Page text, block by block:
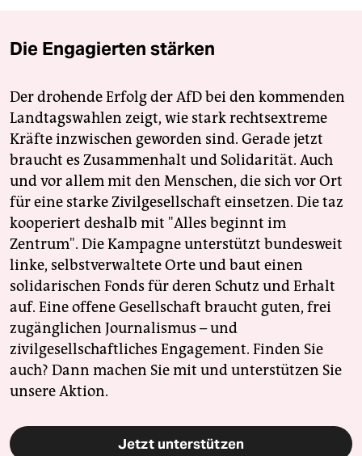
Die Engagierten stärken
Der drohende Erfolg der AfD bei den kommenden
Landtagswahlen zeigt, wie stark rechtsextreme
Kräfte inzwischen geworden sind. Gerade jetzt
braucht es Zusammenhalt und Solidarität. Auch
und vor allem mit den Menschen, die sich vor Ort
für eine starke Zivilgesellschaft einsetzen. Die taz
kooperiert deshalb mit "Alles beginnt im
Zentrum". Die Kampagne unterstützt bundesweit
linke, selbstverwaltete Orte und baut einen
solidarischen Fonds für deren Schutz und Erhalt
auf. Eine offene Gesellschaft braucht guten, frei
zugänglichen Journalismus – und
zivilgesellschaftliches Engagement. Finden Sie
auch? Dann machen Sie mit und unterstützen Sie
unsere Aktion.
Jetzt unterstützen